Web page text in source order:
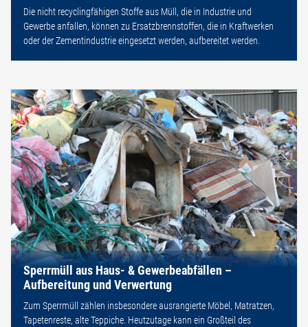
Die nicht recyclingfähigen Stoffe aus Müll, die in Industrie und
Gewerbe anfallen, können zu Ersatzbrennstoffen, die in Kraftwerken
oder der Zementindustrie eingesetzt werden, aufbereitet werden.
Sperrmüll aus Haus- & Gewerbeabfällen –
Aufbereitung und Verwertung
Zum Sperrmüll zählen insbesondere ausrangierte Möbel, Matratzen,
Tapetenreste, alte Teppiche. Heutzutage kann ein Großteil des